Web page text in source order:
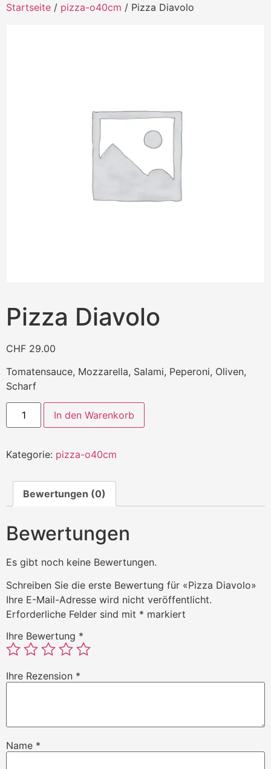
Startseite / pizza-o40cm / Pizza Diavolo
Pizza Diavolo
CHF 29.00
Tomatensauce, Mozzarella, Salami, Peperoni, Oliven,
Scharf
In den Warenkorb
Kategorie: pizza-o40cm
Bewertungen (0)
Bewertungen
Es gibt noch keine Bewertungen.
Schreiben Sie die erste Bewertung für «Pizza Diavolo»
Ihre E-Mail-Adresse wird nicht veröffentlicht.
Erforderliche Felder sind mit * markiert
Ihre Bewertung *
Ihre Rezension *
Name *